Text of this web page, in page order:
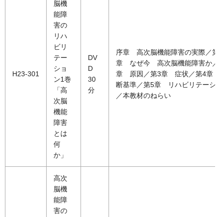
H23-301
脳機
能障
害の
リハ
ビリ
テー
ショ
ン1巻
「高
次脳
機能
障害
とは
何
か」
DV
D
30
分
序章 高次脳機能障害の実際／
章 なぜ今 高次脳機能障害か／
章 原因／第3章 症状／第4章
断基準／第5章 リハビリテーシ
／本教材のねらい
高次
脳機
能障
害の